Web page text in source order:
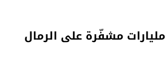
مشفّرة على الرمال